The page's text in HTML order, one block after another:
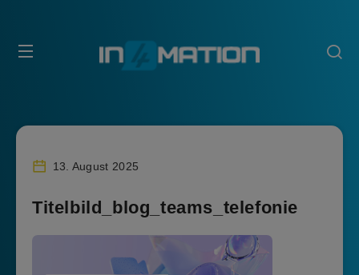
13. August 2025
Titelbild_blog_teams_telefonie